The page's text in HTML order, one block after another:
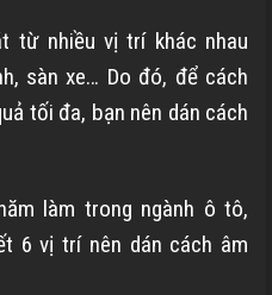
từ nhiều vị trí khác nhau
sàn xe… Do đó, để cách
tối đa, bạn nên dán cách
làm trong ngành ô tô,
6 vị trí nên dán cách âm